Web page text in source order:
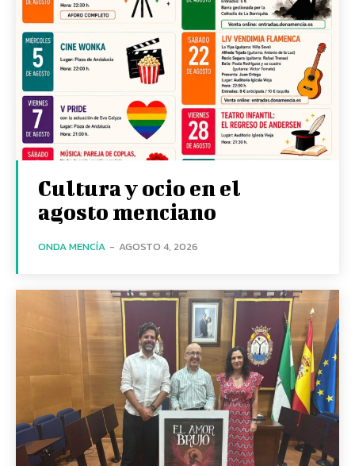
Cultura y ocio en el
agosto menciano
ONDA MENCÍA - AGOSTO 4, 2026